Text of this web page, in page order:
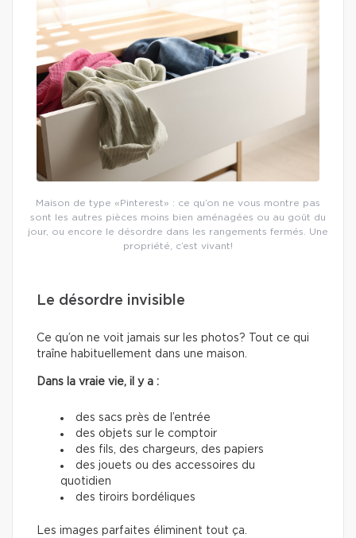
Maison de type «Pinterest» : ce qu’on ne vous montre pas
sont les autres pièces moins bien aménagées ou au goût du
jour, ou encore le désordre dans les rangements fermés. Une
propriété, c’est vivant!
Le désordre invisible
Ce qu’on ne voit jamais sur les photos? Tout ce qui
traîne habituellement dans une maison.
Dans la vraie vie, il y a :
des sacs près de l’entrée
des objets sur le comptoir
des fils, des chargeurs, des papiers
des jouets ou des accessoires du
quotidien
des tiroirs bordéliques
Les images parfaites éliminent tout ça.